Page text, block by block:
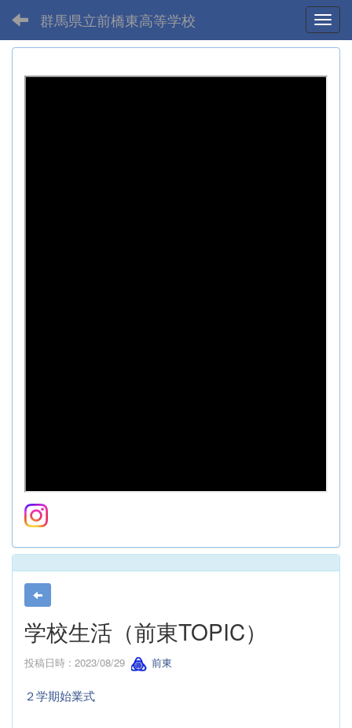
群馬県立前橋東高等学校
学校生活（前東TOPIC）
投稿日時 : 2023/08/29 前東
２学期始業式